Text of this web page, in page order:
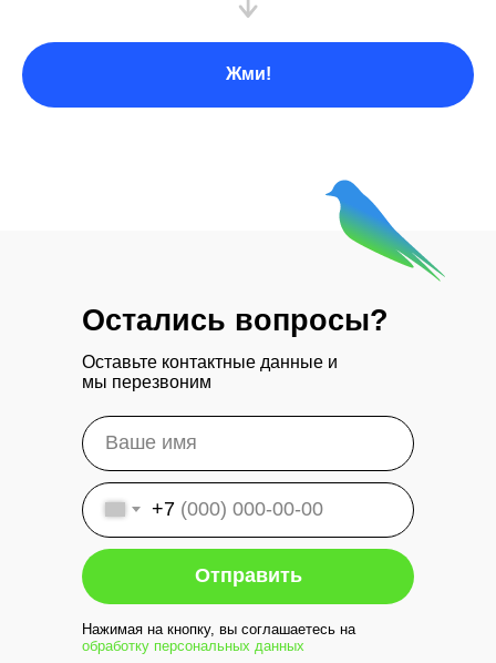
Жми!
Остались вопросы?
Оставьте контактные данные и
мы перезвоним
+7
Отправить
Нажимая на кнопку, вы соглашаетесь на
обработку персональных данных